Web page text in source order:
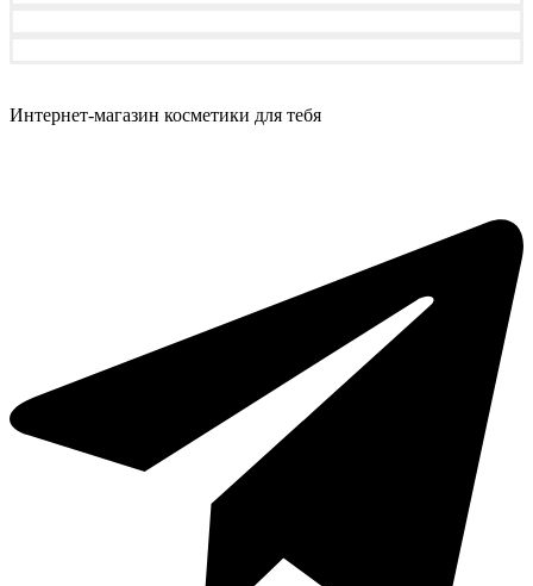
Интернет-магазин косметики для тебя